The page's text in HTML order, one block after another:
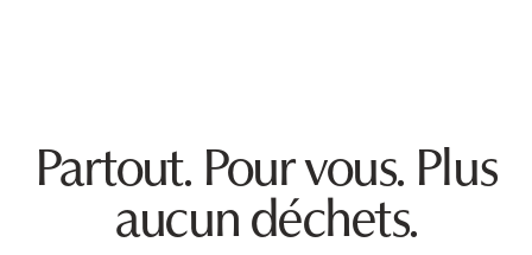
Partout. Pour vous. Plus
aucun déchets.